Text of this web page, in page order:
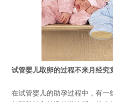
试管婴儿取卵的过程不来月经究
在试管婴儿的助孕过程中，有一